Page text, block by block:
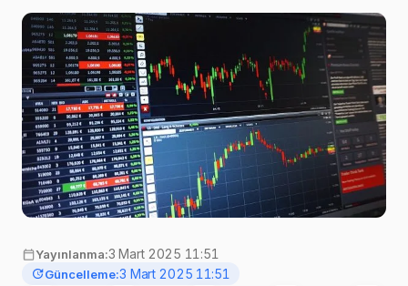
bekleniyordu
Yayınlanma:3 Mart 2025 11:51
Güncelleme:3 Mart 2025 11:51